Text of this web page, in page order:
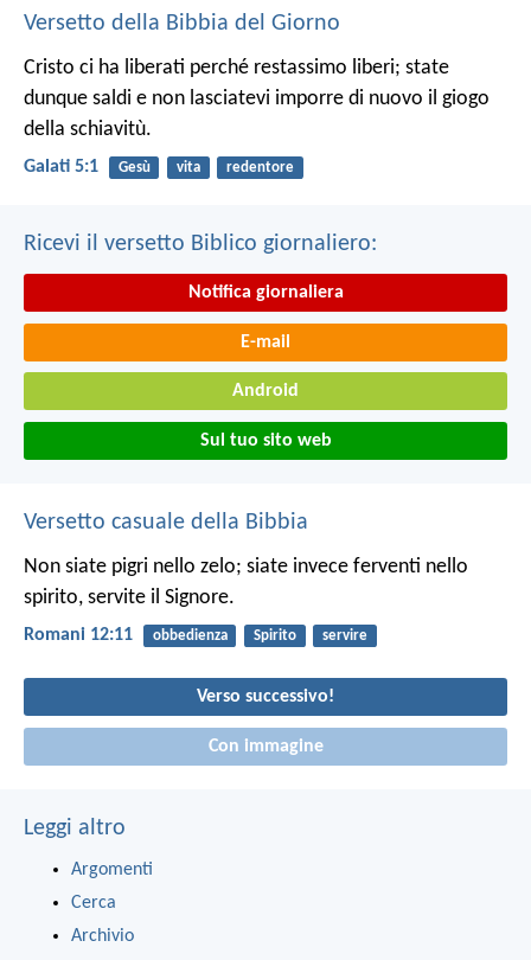
Versetto della Bibbia del Giorno
Cristo ci ha liberati perché restassimo liberi; state
dunque saldi e non lasciatevi imporre di nuovo il giogo
della schiavitù.
Galati 5:1 Gesù vita redentore
Ricevi il versetto Biblico giornaliero:
Notifica giornaliera
E-mail
Android
Sul tuo sito web
Versetto casuale della Bibbia
Non siate pigri nello zelo; siate invece ferventi nello
spirito, servite il Signore.
Romani 12:11 obbedienza Spirito servire
Verso successivo!
Con immagine
Leggi altro
Argomenti
Cerca
Archivio